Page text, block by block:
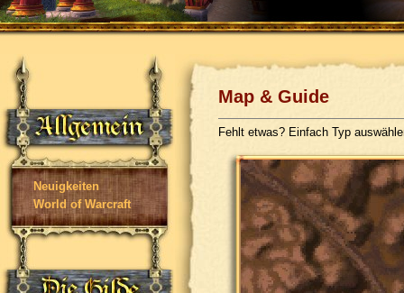
Neuigkeiten
World of Warcraft
Map & Guide
Fehlt etwas? Einfach Typ